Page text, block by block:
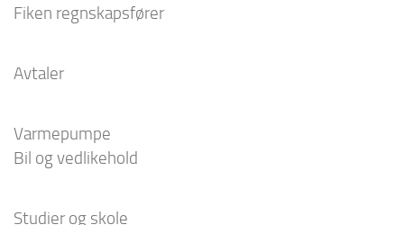
Fiken regnskapsfører
Avtaler
Varmepumpe
Bil og vedlikehold
Studier og skole